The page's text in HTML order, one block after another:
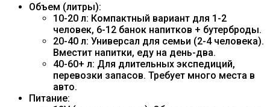
Объем (литры):
10-20 л: Компактный вариант для 1-2
человек, 6-12 банок напитков + бутерброды.
20-40 л: Универсал для семьи (2-4 человека).
Вместит напитки, еду на день-два.
40-60+ л: Для длительных экспедиций,
перевозки запасов. Требует много места в
авто.
Питание: